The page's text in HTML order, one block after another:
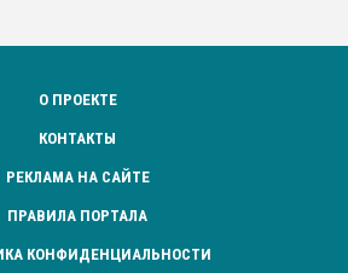
О ПРОЕКТЕ
КОНТАКТЫ
РЕКЛАМА НА САЙТЕ
ПРАВИЛА ПОРТАЛА
КОНФИДЕНЦИАЛЬНОСТИ